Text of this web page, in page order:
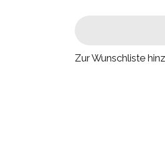
Zur Wunschliste